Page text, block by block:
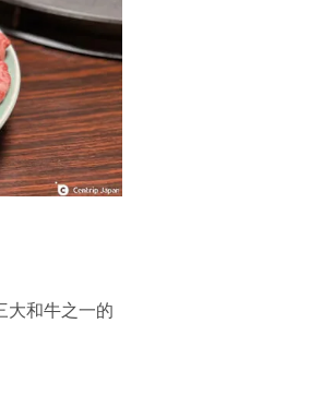
大和牛之一的